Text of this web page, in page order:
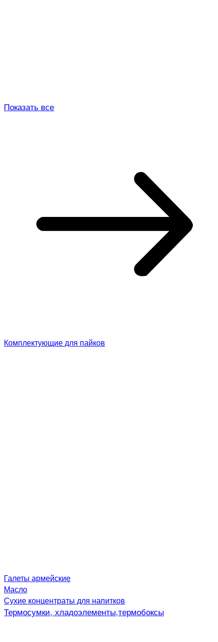
Показать все
Комплектующие для пайков
Галеты армейские
Масло
Сухие концентраты для напитков
Термосумки, хладоэлементы,термобоксы